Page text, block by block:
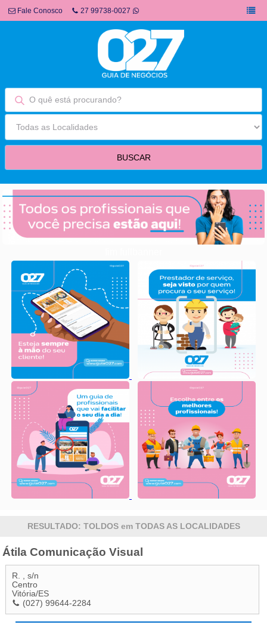
Fale Conosco 27 99738-0027
RESULTADO: TOLDOS em TODAS AS LOCALIDADES
Átila Comunicação Visual
R. , s/n
Centro
Vitória/ES
(027) 99644-2284